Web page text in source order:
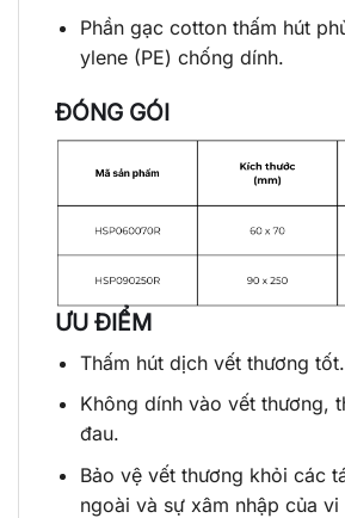
Phần gạc cotton thấm hút
ylene (PE) chống dính.
ĐÓNG GÓI
ƯU ĐIỂM
Thấm hút dịch vết thương tốt.
Không dính vào vết thương,
đau.
Bảo vệ vết thương khỏi các
ngoài và sự xâm nhập của vi